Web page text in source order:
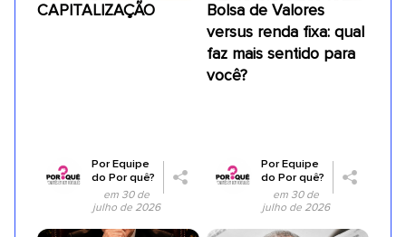
CAPITALIZAÇÃO
PorEquipe
do Por quê?
em 30 de
julho de 2026
Bolsa de Valores
versus renda fixa: qual
faz mais sentido para
você?
PorEquipe
do Por quê?
em 30 de
julho de 2026